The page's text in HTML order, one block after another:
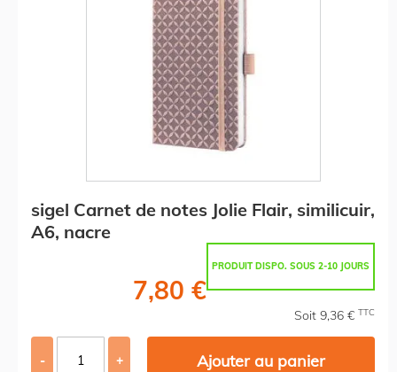
sigel Carnet de notes Jolie Flair, similicuir,
A6, nacre
PRODUIT DISPO. SOUS 2-10 JOURS
7,80 €
Soit 9,36 € TTC
- + Ajouter au panier